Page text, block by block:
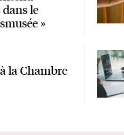
le
»
la Chambre